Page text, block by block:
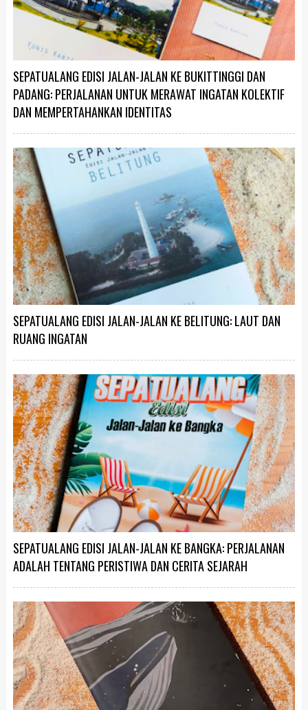
SEPATUALANG EDISI JALAN-JALAN KE BUKITTINGGI DAN
PADANG: PERJALANAN UNTUK MERAWAT INGATAN KOLEKTIF
DAN MEMPERTAHANKAN IDENTITAS
SEPATUALANG EDISI JALAN-JALAN KE BELITUNG: LAUT DAN
RUANG INGATAN
SEPATUALANG EDISI JALAN-JALAN KE BANGKA: PERJALANAN
ADALAH TENTANG PERISTIWA DAN CERITA SEJARAH